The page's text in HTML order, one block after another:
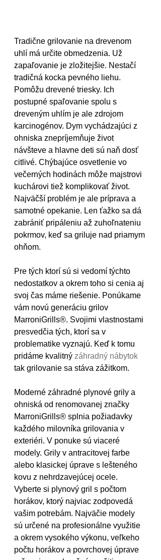
Tradične grilovanie na drevenom
uhlí má určite obmedzenia. Už
zapaľovanie je zložitejšie. Nestačí
tradičná kocka pevného liehu.
Pomôžu drevené triesky. Ich
postupné spaľovanie spolu s
dreveným uhlím je ale zdrojom
karcinogénov. Dym vychádzajúci z
ohniska znepríjemňuje život
návšteve a hlavne deti sú naň dosť
citlivé. Chýbajúce osvetlenie vo
večerných hodinách môže majstrovi
kuchárovi tiež komplikovať život.
Najväčší problém je ale príprava a
samotné opekanie. Len ťažko sa dá
zabrániť pripáleniu až zuhoľnateniu
pokrmov, keď sa griluje nad priamym
ohňom.
Pre tých ktorí sú si vedomí týchto
nedostatkov a okrem toho si cenia aj
svoj čas máme riešenie. Ponúkame
vám novú generáciu grilov
MarroniGrills®. Svojimi vlastnostami
presvedčia tých, ktorí sa v
problematike vyznajú. Keď k tomu
pridáme kvalitný záhradný nábytok
tak grilovanie sa stáva zážitkom.
Moderné záhradné plynové grily a
ohniská od renomovanej značky
MarroniGrills® splnia požiadavky
každého milovníka grilovania v
exteriéri. V ponuke sú viaceré
modely. Grily v antracitovej farbe
alebo klasickej úprave s lešteného
kovu z nehrdzavejúcej ocele.
Vyberte si plynový gril s počtom
horákov, ktorý najviac zodpovedá
vašim potrebám. Najväčie modely
sú určené na profesionálne využitie
a okrem vysokého výkonu, veľkeho
počtu horákov a povrchovej úprave